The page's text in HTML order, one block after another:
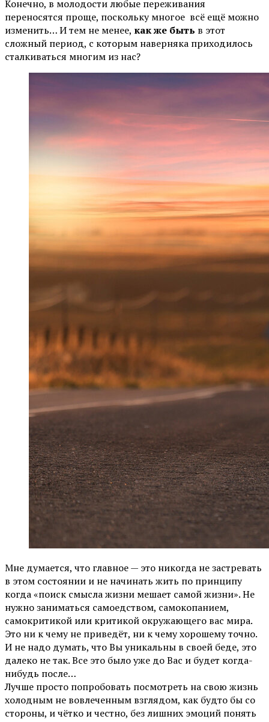
Конечно, в молодости любые переживания
переносятся проще, поскольку многое всё ещё можно
изменить… И тем не менее, как же быть в этот
сложный период, с которым наверняка приходилось
сталкиваться многим из нас?
Мне думается, что главное — это никогда не застревать
в этом состоянии и не начинать жить по принципу
когда «поиск смысла жизни мешает самой жизни». Не
нужно заниматься самоедством, самокопанием,
самокритикой или критикой окружающего вас мира.
Это ни к чему не приведёт, ни к чему хорошему точно.
И не надо думать, что Вы уникальны в своей беде, это
далеко не так. Все это было уже до Вас и будет когда-
нибудь после…
Лучше просто попробовать посмотреть на свою жизнь
холодным не вовлеченным взглядом, как будто бы со
стороны, и чётко и честно, без лишних эмоций понять